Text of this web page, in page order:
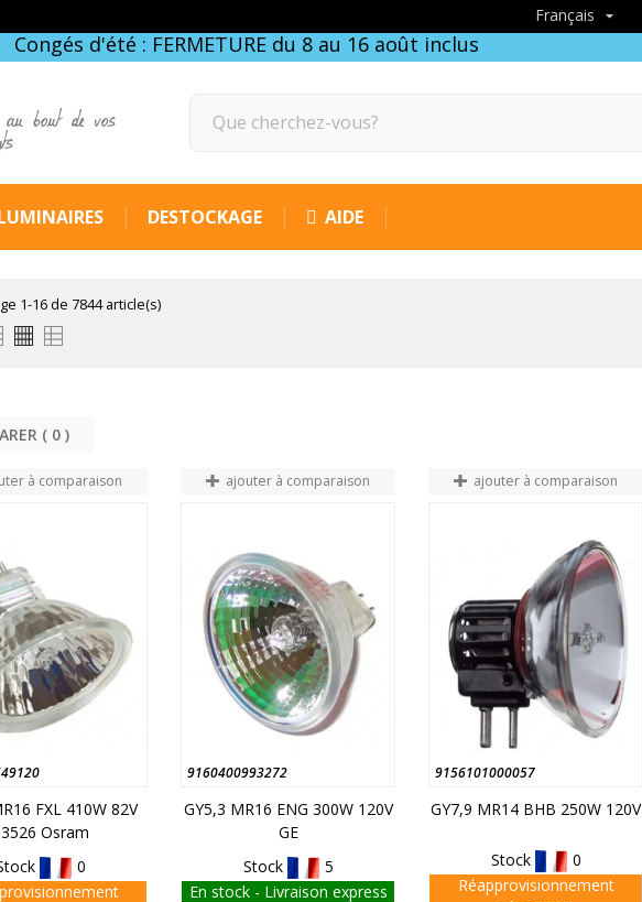
Français 
Congés d'été : FERMETURE du 8 au 16 août inclus
bout de vos
DESTOCKAGE AIDE
1-16 de 7844 article(s)
COMPARER ( 0
à comparaison
FXL 410W 82V
Osram
0
ajouter à comparaison
9160400993272
GY5,3 MR16 ENG 300W 120V
GE
Stock
5
En stock - Livraison express
ajouter à comparaison
9156101000057
GY7,9 MR14 BHB 250W 120V
Stock
0
Réapprovisionnement